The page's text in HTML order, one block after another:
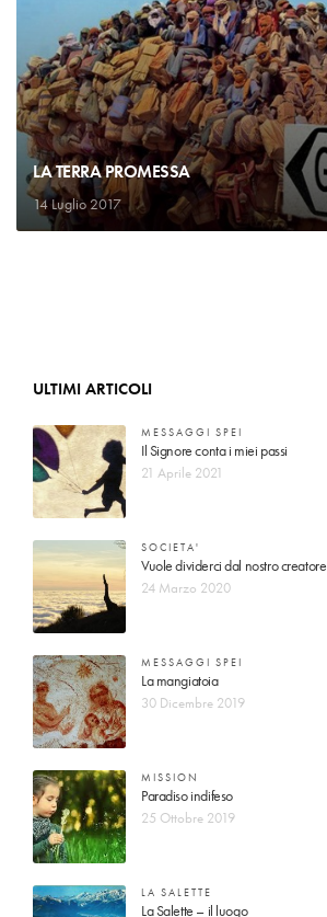
LA TERRA PROMESSA
14 Luglio 2017
ULTIMI ARTICOLI
MESSAGGI SPEI
Il Signore conta i miei passi
21 Aprile 2021
SOCIETA'
Vuole dividerci dal nostro creatore
24 Marzo 2020
MESSAGGI SPEI
La mangiatoia
30 Dicembre 2019
MISSION
Paradiso indifeso
25 Ottobre 2019
LA SALETTE
La Salette – il luogo